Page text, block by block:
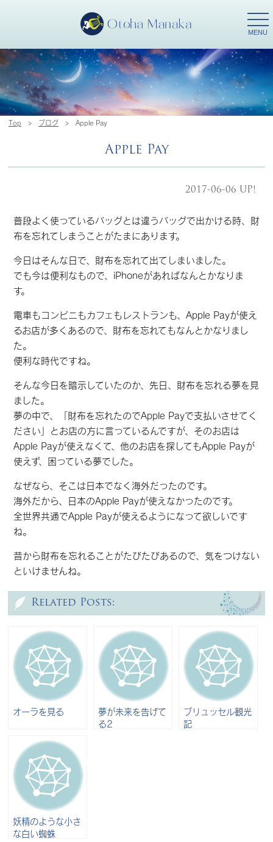
MENU
Top > ブログ > Apple Pay
Apple Pay
2017-06-06 UP!
普段よく使っているバッグとは違うバッグで出かける時、財
布を忘れてしまうことがたまにあります。
今日はそんな日で、財布を忘れて出てしまいました。
でも今は便利なもので、iPhoneがあればなんとかなりま
す。
電車もコンビニもカフェもレストランも、Apple Payが使え
るお店が多くあるので、財布を忘れてもなんとかなりまし
た。
便利な時代ですね。
そんな今日を暗示していたのか、先日、財布を忘れる夢を見
ました。
夢の中で、「財布を忘れたのでApple Payで支払いさせてく
ださい」とお店の方に言っているんですが、そのお店は
Apple Payが使えなくて、他のお店を探してもApple Payが
使えず、困っている夢でした。
なぜなら、そこは日本でなく海外だったのです。
海外だから、日本のApple Payが使えなかったのです。
全世界共通でApple Payが使えるようになって欲しいです
ね。
昔から財布を忘れることがたびたびあるので、気をつけない
といけませんね。
Related Posts:
オーラを見る
夢が未来を告げて
る2
ブリュッセル観光
記
妖精のような小さ
な白い蜘蛛